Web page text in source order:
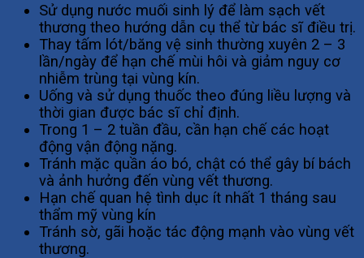
Sử dụng nước muối sinh lý để làm sạch vết
thương theo hướng dẫn cụ thể từ bác sĩ điều trị.
Thay tấm lót/băng vệ sinh thường xuyên 2 – 3
lần/ngày để hạn chế mùi hôi và giảm nguy cơ
nhiễm trùng tại vùng kín.
Uống và sử dụng thuốc theo đúng liều lượng và
thời gian được bác sĩ chỉ định.
Trong 1 – 2 tuần đầu, cần hạn chế các hoạt
động vận động nặng.
Tránh mặc quần áo bó, chật có thể gây bí bách
và ảnh hưởng đến vùng vết thương.
Hạn chế quan hệ tình dục ít nhất 1 tháng sau
thẩm mỹ vùng kín
Tránh sờ, gãi hoặc tác động mạnh vào vùng vết
thương.